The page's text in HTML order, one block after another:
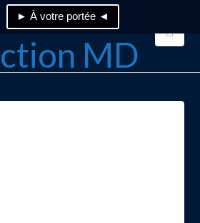
► À votre portée ◄